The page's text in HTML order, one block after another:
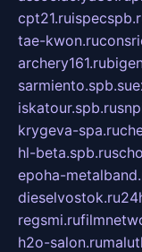
cpt21.ru
tae-kwon.ru
archery161.ru
sarmiento.spb.su
iskatour.spb.ru
krygeva-spa.ru
hl-beta.spb.ru
epoha-
dieselvostok.ru
regsmi.ru
h2o-salon.ru